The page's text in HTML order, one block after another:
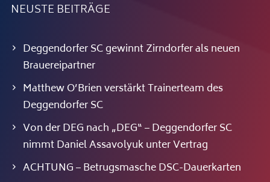
NEUSTE BEITRÄGE
Deggendorfer SC gewinnt Zirndorfer als neuen
Brauereipartner
Matthew O’Brien verstärkt Trainerteam des
Deggendorfer SC
Von der DEG nach „DEG“ – Deggendorfer SC
nimmt Daniel Assavolyuk unter Vertrag
ACHTUNG – Betrugsmasche DSC-Dauerkarten